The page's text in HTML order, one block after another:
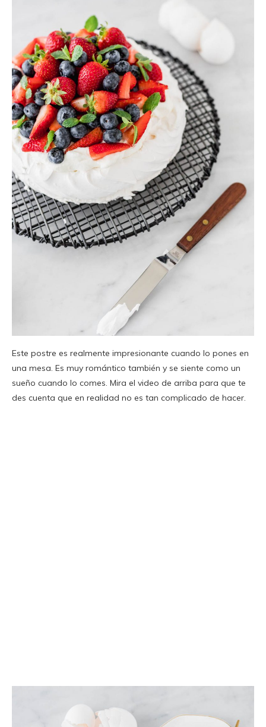
Este postre es realmente impresionante cuando lo pones en
una mesa. Es muy romántico también y se siente como un
sueño cuando lo comes. Mira el video de arriba para que te
des cuenta que en realidad no es tan complicado de hacer.